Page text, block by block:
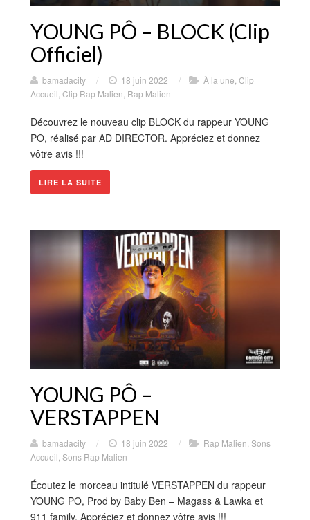
YOUNG PÔ – BLOCK (Clip
Officiel)
bamadacity / 18 juin 2022 / À la une Clip
Accueil Clip Rap Malien Rap Malien
Découvrez le nouveau clip BLOCK du rappeur YOUNG
PÔ, réalisé par AD DIRECTOR. Appréciez et donnez
vôtre avis !!!
LIRE LA SUITE
YOUNG PÔ –
VERSTAPPEN
bamadacity / 18 juin 2022 / Rap Malien Sons
Accueil Sons Rap Malien
Écoutez le morceau intitulé VERSTAPPEN du rappeur
YOUNG PÔ, Prod by Baby Ben – Magass & Lawka et
911 family. Appréciez et donnez vôtre avis !!!